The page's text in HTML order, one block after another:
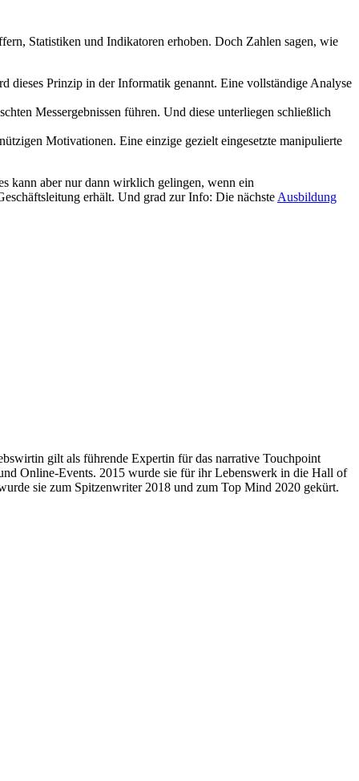
Statistiken und Indikatoren erhoben. Doch Zahlen sagen, wie
dieses Prinzip in der Informatik genannt. Eine vollständige Analyse
Messergebnissen führen. Und diese unterliegen schließlich
Motivationen. Eine einzige gezielt eingesetzte manipulierte
kann aber nur dann wirklich gelingen, wenn ein
erhält. Und grad zur Info: Die nächste Ausbildung
gilt als führende Expertin für das narrative Touchpoint
Online-Events. 2015 wurde sie für ihr Lebenswerk in die Hall of
sie zum Spitzenwriter 2018 und zum Top Mind 2020 gekürt.